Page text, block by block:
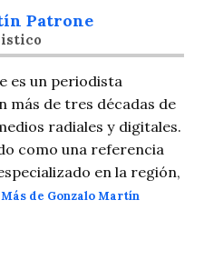
Patrone
es un periodista
más de tres décadas de
radiales y digitales.
como una referencia
en la región,
Más de Gonzalo Martín